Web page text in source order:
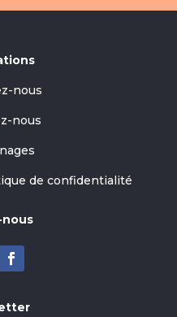
nous
nous
de confidentialité
nous